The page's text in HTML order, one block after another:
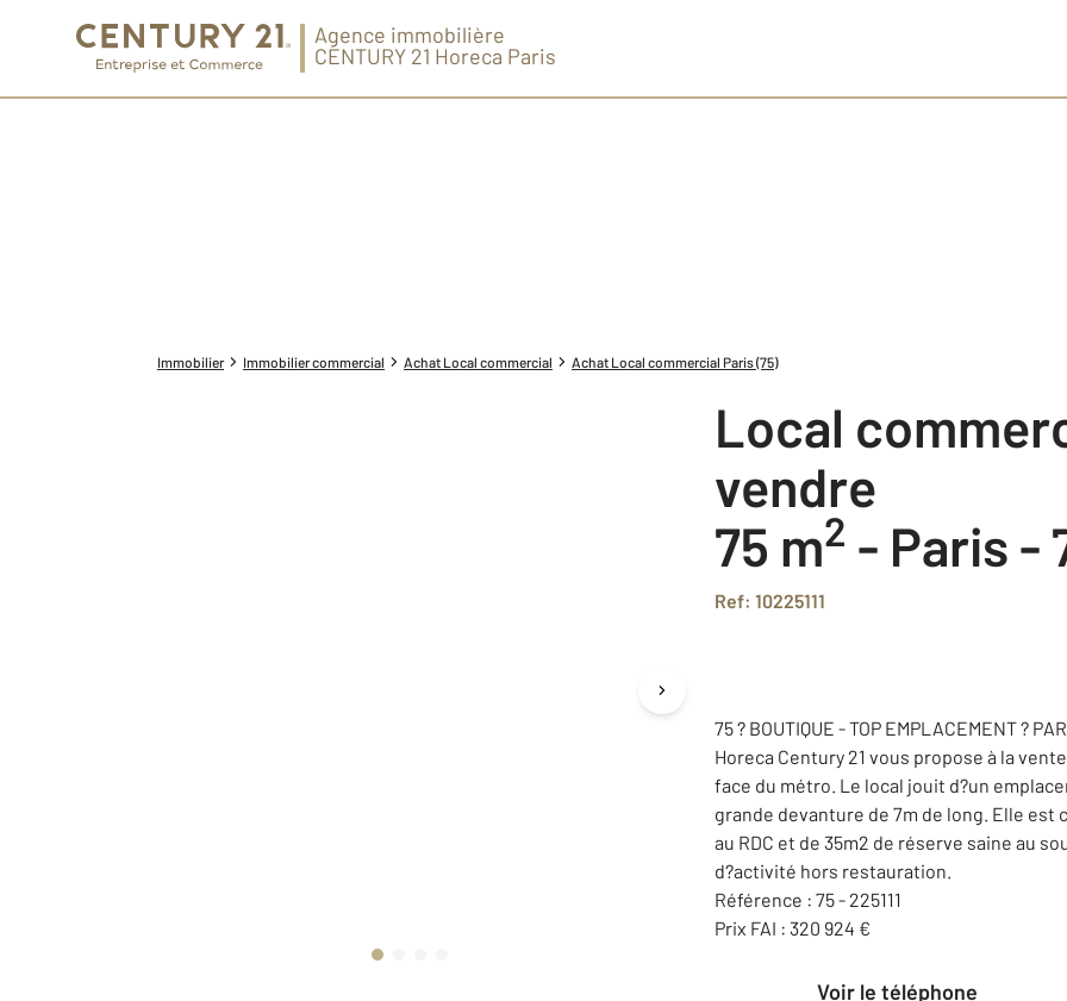
Agence immobilière
CENTURY 21 Horeca Paris
Immobilier Immobilier commercial Achat Local commercial Achat Local commercial Paris (75)
Local commercial à
vendre
75 m2 - Paris -
Ref: 10225111
75 ? BOUTIQUE - TOP EMPLACEMENT ?
Horeca Century 21 vous propose à la
face du métro. Le local jouit d?un
grande devanture de 7m de long. Elle
au RDC et de 35m2 de réserve saine au
d?activité hors restauration.
Référence : 75 - 225111
Prix FAI : 320 924 €
Voir le téléphone